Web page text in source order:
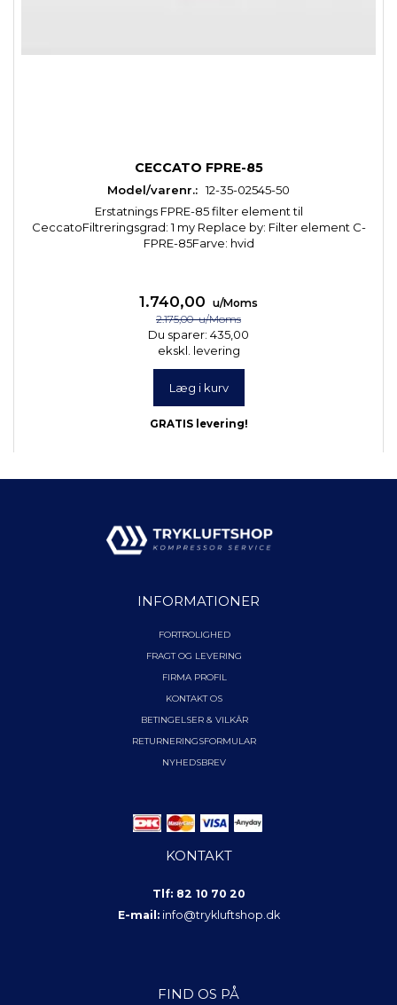
CECCATO FPRE-85
Model/varenr.: 12-35-02545-50
Erstatnings FPRE-85 filter element til
CeccatoFiltreringsgrad: 1 my Replace by: Filter element C-
FPRE-85Farve: hvid
1.740,00
u/Moms
2.175,00u/Moms
Du sparer: 435,00
ekskl. levering
Læg i kurv
GRATIS levering!
INFORMATIONER
FORTROLIGHED
FRAGT OG LEVERING
FIRMA PROFIL
KONTAKT OS
BETINGELSER & VILKÅR
RETURNERINGSFORMULAR
NYHEDSBREV
KONTAKT
Tlf: 82 10 70 20
E-mail: info@trykluftshop.dk
FIND OS PÅ